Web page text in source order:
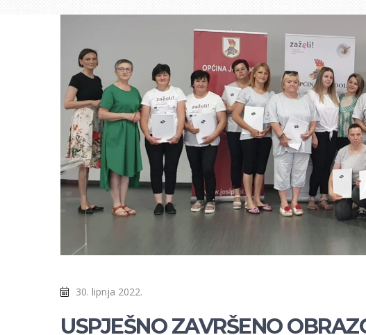
30. lipnja 2022.
USPJEŠNO ZAVRŠENO